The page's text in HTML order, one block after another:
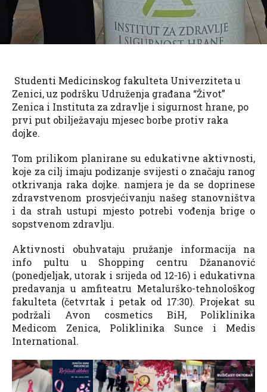
Studenti Medicinskog fakulteta Univerziteta u
Zenici, uz podršku Udruženja građana “Život”
Zenica i Instituta za zdravlje i sigurnost hrane, po
prvi put obilježavaju mjesec borbe protiv raka
dojke.
Tom prilikom planirane su edukativne aktivnosti,
koje za cilj imaju podizanje svijesti o značaju ranog
otkrivanja raka dojke. namjera je da se doprinese
zdravstvenom prosvjećivanju našeg stanovništva
i da strah ustupi mjesto potrebi vođenja brige o
sopstvenom zdravlju.
Aktivnosti obuhvataju pružanje informacija na
info pultu u Shopping centru Džananović
(ponedjeljak, utorak i srijeda od 12-16) i edukativna
predavanja u amfiteatru Metalurško-tehnološkog
fakulteta (četvrtak i petak od 17:30). Projekat su
podržali Avon cosmetics BiH, Poliklinika
Medicom Zenica, Poliklinika Sunce i Medis
International.